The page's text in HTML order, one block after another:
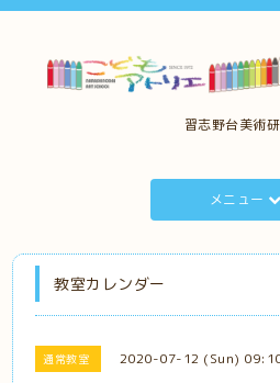
習志野台美術
メニュー
教室カレンダー
通常教室 2020-07-12 (Sun)